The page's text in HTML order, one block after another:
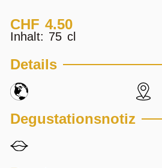
CHF 4.50
Inhalt: 75 cl
Details
Degustationsnotiz